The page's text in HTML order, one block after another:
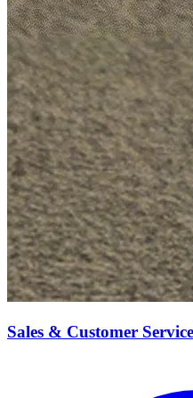
Sales & Customer